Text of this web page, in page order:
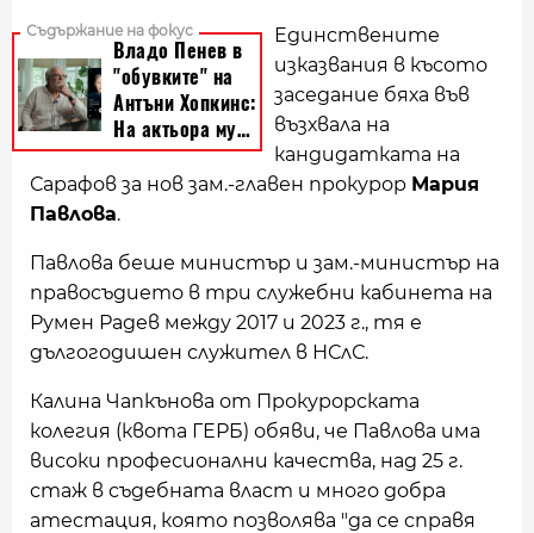
Единствените
изказвания в късото
заседание бяха във
възхвала на
кандидатката на
Сарафов за нов зам.-главен прокурор Мария
Павлова.
Павлова беше министър и зам.-министър на
правосъдието в три служебни кабинета на
Румен Радев между 2017 и 2023 г., тя е
дългогодишен служител в НСлС.
Калина Чапкънова от Прокурорската
колегия (квота ГЕРБ) обяви, че Павлова има
високи професионални качества, над 25 г.
стаж в съдебната власт и много добра
атестация, която позволява "да се справя